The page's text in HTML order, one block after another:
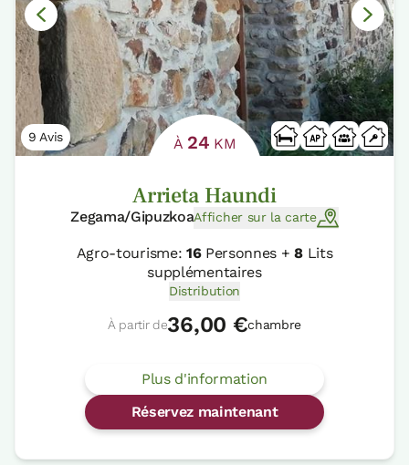
9 Avis À 24 KM
Arrieta Haundi
Zegama/GipuzkoaAfficher sur la carte
Agro-tourisme: 16Personnes +8Lits
supplémentaires
Distribution
À partir de36,00 €chambre
Plus d'information
Réservez maintenant